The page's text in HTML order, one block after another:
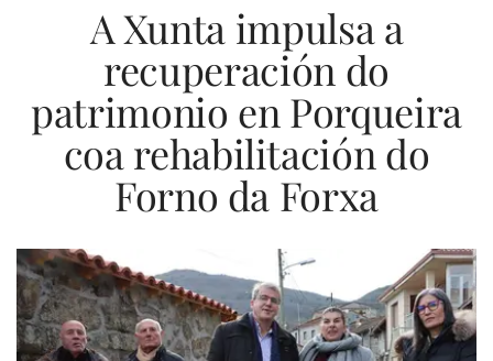
A Xunta impulsa a
recuperación do
patrimonio en Porqueira
coa rehabilitación do
Forno da Forxa